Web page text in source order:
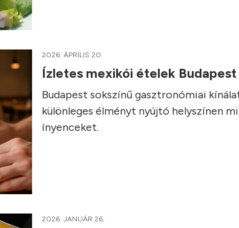
2026. ÁPRILIS 20.
Ízletes mexikói ételek
Budapest sokszínű gasztronómiai
különleges élményt nyújtó helyszínen
ínyenceket.
2026. JANUÁR 26.